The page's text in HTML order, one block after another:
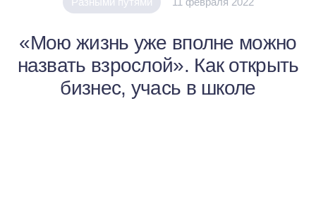
«Мою жизнь уже вполне можно
назвать взрослой». Как открыть
бизнес, учась в школе